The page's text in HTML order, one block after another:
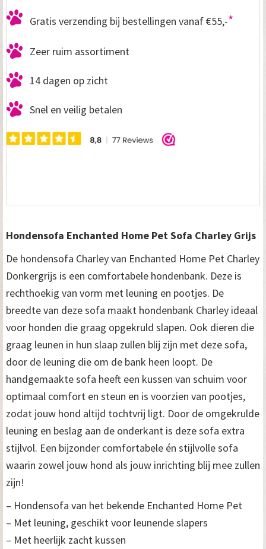
Gratis verzending bij bestellingen vanaf €55,-*
Zeer ruim assortiment
14 dagen op zicht
Snel en veilig betalen
Hondensofa Enchanted Home Pet Sofa Charley Grijs
De hondensofa Charley van Enchanted Home Pet Charley
Donkergrijs is een comfortabele hondenbank. Deze is
rechthoekig van vorm met leuning en pootjes. De
breedte van deze sofa maakt hondenbank Charley ideaal
voor honden die graag opgekruld slapen. Ook dieren die
graag leunen in hun slaap zullen blij zijn met deze sofa,
door de leuning die om de bank heen loopt. De
handgemaakte sofa heeft een kussen van schuim voor
optimaal comfort en steun en is voorzien van pootjes,
zodat jouw hond altijd tochtvrij ligt. Door de omgekrulde
leuning en beslag aan de onderkant is deze sofa extra
stijlvol. Een bijzonder comfortabele én stijlvolle sofa
waarin zowel jouw hond als jouw inrichting blij mee zullen
zijn!
– Hondensofa van het bekende Enchanted Home Pet
– Met leuning, geschikt voor leunende slapers
– Met heerlijk zacht kussen